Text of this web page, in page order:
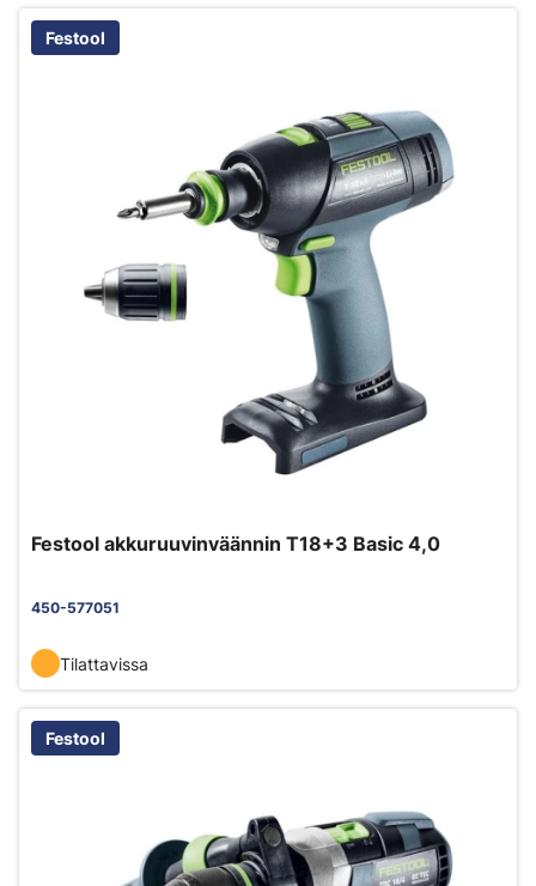
Festool
Festool akkuruuvinväännin T18+3 Basic 4,0
450-577051
Tilattavissa
Festool